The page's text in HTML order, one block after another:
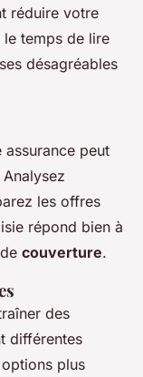
réduire votre
le temps de lire
désagréables
assurance peut
les offres
répond bien à
couverture.
des
différentes
plus